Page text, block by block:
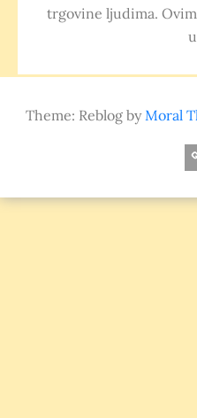
trgovine ljudima.
Theme: Reblog byMoral